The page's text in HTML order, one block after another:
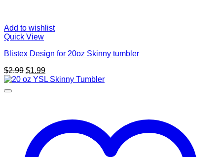
Add to wishlist
Quick View
Blistex Design for 20oz Skinny tumbler
$2.99 Original
price
$1.99Current
price